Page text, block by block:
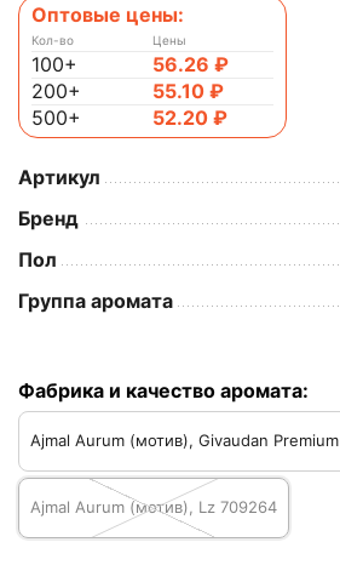
Оптовые цены:
Кол-во
100+
200+
500+
Цены
56.26 ₽
55.10 ₽
52.20 ₽
Артикул
Бренд
Пол
Группа аромата
Фабрика и качество аромата:
Ajmal Aurum (мотив), Givaudan Premium
Ajmal Aurum (мотив), Lz 709264